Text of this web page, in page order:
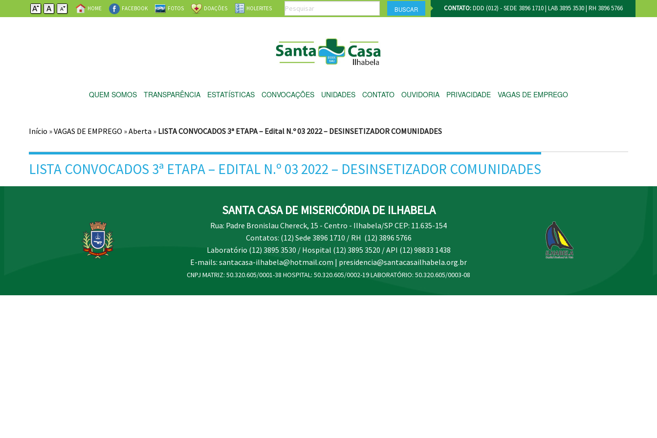
HOME FACEBOOK FOTOS DOAÇÕES HOLERITES CONTATO:DDD (012) - SEDE 3896 1710 | LAB 3895 3530 | RH 3896 5766
QUEM SOMOS TRANSPARÊNCIA ESTATÍSTICAS CONVOCAÇÕES UNIDADES CONTATO OUVIDORIA PRIVACIDADE VAGAS DE EMPREGO
Início »VAGAS DE EMPREGO »Aberta » LISTA CONVOCADOS 3ª ETAPA – Edital N.º 03 2022 – DESINSETIZADOR COMUNIDADES
LISTA CONVOCADOS 3ª ETAPA – EDITAL N.º 03 2022 – DESINSETIZADOR COMUNIDADES
SANTA CASA DE MISERICÓRDIA DE ILHABELA
Rua: Padre Bronislau Chereck, 15 - Centro - Ilhabela/SP CEP: 11.635-154
Contatos: (12) Sede 3896 1710 / RH (12) 3896 5766
Laboratório (12) 3895 3530 / Hospital (12) 3895 3520 / API (12) 98833 1438
E-mails: santacasa-ilhabela@hotmail.com | presidencia@santacasailhabela.org.br
CNPJ MATRIZ: 50.320.605/0001-38 HOSPITAL: 50.320.605/0002-19 LABORATÓRIO: 50.320.605/0003-08